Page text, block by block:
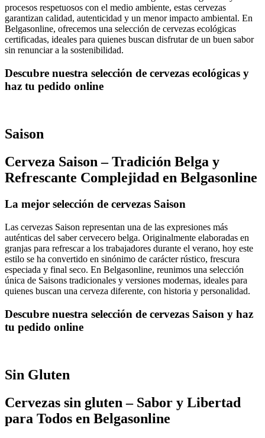
procesos respetuosos con el medio ambiente, estas cervezas
garantizan calidad, autenticidad y un menor impacto ambiental. En
Belgasonline, ofrecemos una selección de cervezas ecológicas
certificadas, ideales para quienes buscan disfrutar de un buen sabor
sin renunciar a la sostenibilidad.
Descubre nuestra selección de cervezas ecológicas y
haz tu pedido online
Saison
Cerveza Saison – Tradición Belga y
Refrescante Complejidad en Belgasonline
La mejor selección de cervezas Saison
Las cervezas Saison representan una de las expresiones más
auténticas del saber cervecero belga. Originalmente elaboradas en
granjas para refrescar a los trabajadores durante el verano, hoy este
estilo se ha convertido en sinónimo de carácter rústico, frescura
especiada y final seco. En Belgasonline, reunimos una selección
única de Saisons tradicionales y versiones modernas, ideales para
quienes buscan una cerveza diferente, con historia y personalidad.
Descubre nuestra selección de cervezas Saison y haz
tu pedido online
Sin Gluten
Cervezas sin gluten – Sabor y Libertad
para Todos en Belgasonline